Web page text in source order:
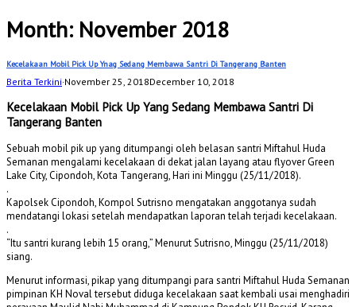
Month: November 2018
Kecelakaan Mobil Pick Up Ynag Sedang Membawa Santri Di Tangerang Banten
Berita Terkini·November 25, 2018December 10, 2018
Kecelakaan Mobil Pick Up Yang Sedang Membawa Santri Di
Tangerang Banten
Sebuah mobil pik up yang ditumpangi oleh belasan santri Miftahul Huda
Semanan mengalami kecelakaan di dekat jalan layang atau flyover Green
Lake City, Cipondoh, Kota Tangerang, Hari ini Minggu (25/11/2018).
.
Kapolsek Cipondoh, Kompol Sutrisno mengatakan anggotanya sudah
mendatangi lokasi setelah mendapatkan laporan telah terjadi kecelakaan.
.
“Itu santri kurang lebih 15 orang,” Menurut Sutrisno, Minggu (25/11/2018)
siang.
Menurut informasi, pikap yang ditumpangi para santri Miftahul Huda Semanan
pimpinan KH Noval tersebut diduga kecelakaan saat kembali usai menghadiri